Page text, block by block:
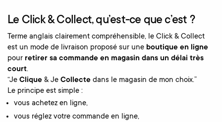
Le Click & Collect, qu’est-ce que c’est ?
Terme anglais clairement compréhensible, le Click & Collect
est un mode de livraison proposé sur une boutique en ligne
pour retirer sa commande en magasin dans un délai très
court.
“Je Clique & Je Collecte dans le magasin de mon choix.”
Le principe est simple :
vous achetez en ligne,
vous réglez votre commande en ligne,